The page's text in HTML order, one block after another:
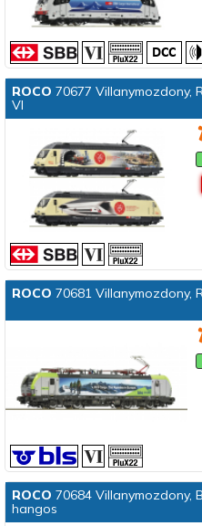
ROCO 70677 Villanymozdony,
VI
ROCO 70681 Villanymozdony,
ROCO 70684 Villanymozdony,
hangos